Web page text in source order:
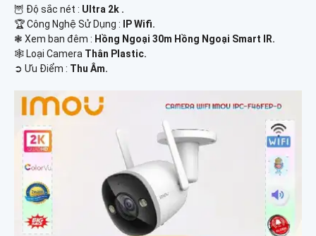
🦉 Độ sắc nét : Ultra 2k .
🏆 Công Nghệ Sử Dụng :
IP Wifi.
❃ Xem ban đêm : Hồng Ngoại 30m Hồng Ngoại Smart IR.
🕸️ Loại Camera Thân Plastic.
️➲ Ưu Điểm : Thu Âm.